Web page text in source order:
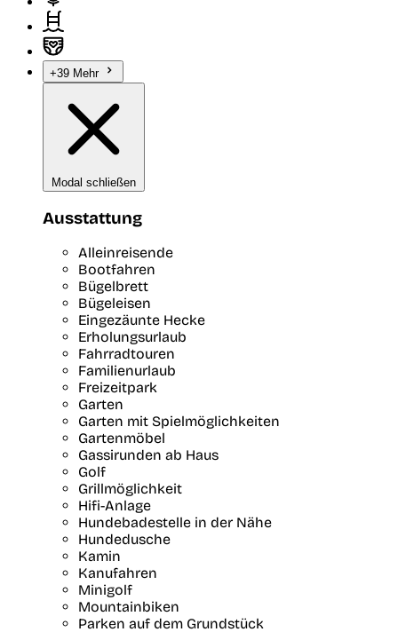
+39 Mehr
Modal schließen
Ausstattung
Alleinreisende
Bootfahren
Bügelbrett
Bügeleisen
Eingezäunte Hecke
Erholungsurlaub
Fahrradtouren
Familienurlaub
Freizeitpark
Garten
Garten mit Spielmöglichkeiten
Gartenmöbel
Gassirunden ab Haus
Golf
Grillmöglichkeit
Hifi-Anlage
Hundebadestelle in der Nähe
Hundedusche
Kamin
Kanufahren
Minigolf
Mountainbiken
Parken auf dem Grundstück